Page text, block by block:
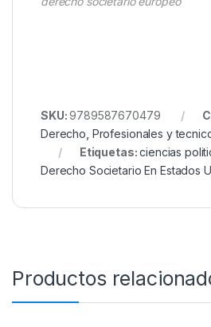
SKU:9789587670479
Derecho Profesionales y
Etiquetas:ciencias
Derecho Societario En Estados
Productos